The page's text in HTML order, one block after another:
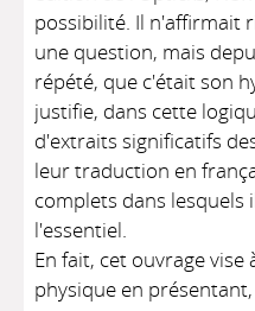
possibilité. Il n'affirmait
une question, mais
répété, que c'était son
justifie, dans cette
d'extraits significatifs
leur traduction en
complets dans lesquels
l'essentiel.
En fait, cet ouvrage
physique en